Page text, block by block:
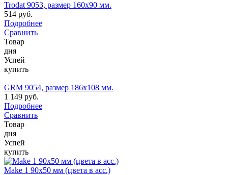
Trodat 9053, размер 160х90 мм.
514 руб.
Подробнее
Сравнить
Товар
дня
Успей
купить
GRM 9054, размер 186х108 мм.
1 149 руб.
Подробнее
Сравнить
Товар
дня
Успей
купить
Make 1 90х50 мм (цвета в асс.)